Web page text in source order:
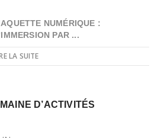
NUMÉRIQUE :
PAR ...
LA SUITE
D’ACTIVITÉS